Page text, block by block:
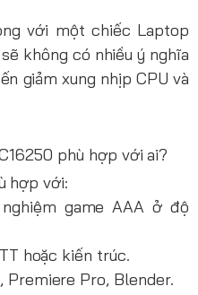
với một chiếc Laptop
không có nhiều ý nghĩa
giảm xung nhịp CPU và
phù hợp với ai?
hợp với:
game AAA ở độ
hoặc kiến trúc.
Pro, Blender.